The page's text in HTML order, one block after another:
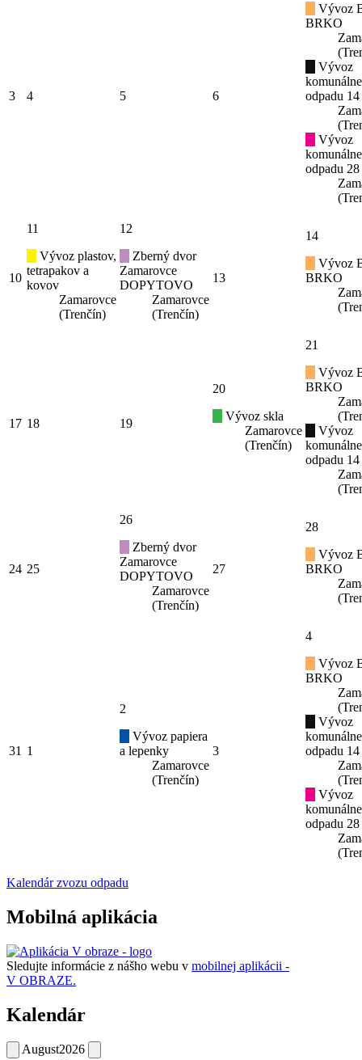
3 4 5 6
Vývoz
BRKO
Vývoz
odpadu
Vývoz
odpadu
10
11
Vývoz plastov,
tetrapakov a
kovov
Zamarovce
(Trenčín)
12
Zberný dvor
Zamarovce
DOPYTOVO
Zamarovce
(Trenčín)
13
14
Vývoz
BRKO
17 18 19
20
Vývoz skla
Zamarovce
(Trenčín)
21
Vývoz
BRKO
Vývoz
odpadu
24 25
26
Zberný dvor
Zamarovce
DOPYTOVO
Zamarovce
(Trenčín)
27
28
Vývoz
BRKO
31 1
2
Vývoz papiera
a lepenky
Zamarovce
(Trenčín)
3
4
Vývoz
BRKO
Vývoz
odpadu
Vývoz
odpadu
Kalendár zvozu odpadu
Mobilná aplikácia
Sledujte informácie z nášho webu v mobilnej aplikácii -
V OBRAZE.
Kalendár
August2026